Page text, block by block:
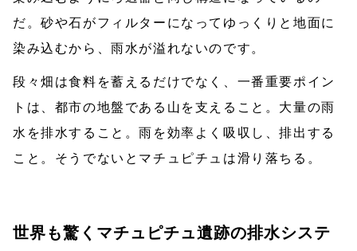
だ。砂や石がフィルターになってゆっくりと地面に
染み込むから、雨水が溢れないのです。
段々畑は食料を蓄えるだけでなく、一番重要ポイン
トは、都市の地盤である山を支えること。大量の雨
水を排水すること。雨を効率よく吸収し、排出する
こと。そうでないとマチュピチュは滑り落ちる。
世界も驚くマチュピチュ遺跡の排水システ